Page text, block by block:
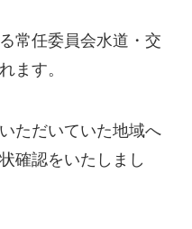
常任委員会水道・交
ます。
ただいていた地域へ
確認をいたしまし